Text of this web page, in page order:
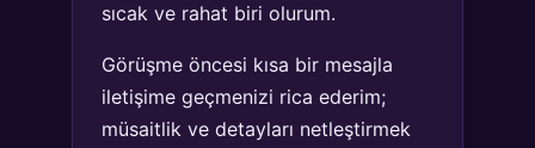
sıcak ve rahat biri olurum.
Görüşme öncesi kısa bir mesajla
iletişime geçmenizi rica ederim;
müsaitlik ve detayları netleştirmek